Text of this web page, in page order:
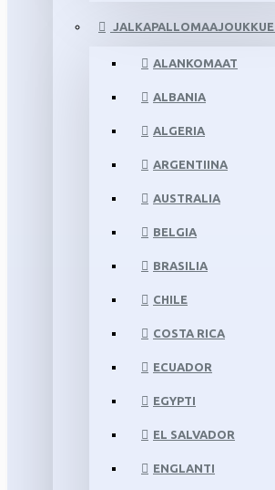
JALKAPALLOMAAJOUKKUE
ALANKOMAAT
ALBANIA
ALGERIA
ARGENTIINA
AUSTRALIA
BELGIA
BRASILIA
CHILE
COSTA RICA
ECUADOR
EGYPTI
EL SALVADOR
ENGLANTI